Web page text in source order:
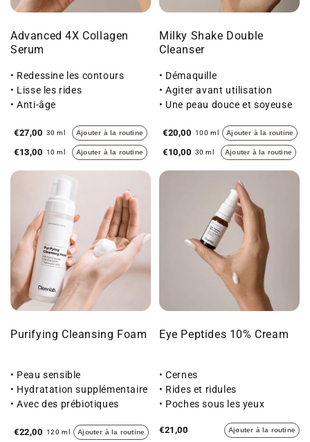
Advanced 4X Collagen
Serum
• Redessine les contours
• Lisse les rides
• Anti-âge
€27,00 30 ml Ajouter à la routine
€13,00 10 ml Ajouter à la routine
Milky Shake Double
Cleanser
• Démaquille
• Agiter avant utilisation
• Une peau douce et soyeuse
€20,00 100 ml Ajouter à la routine
€10,00 30 ml Ajouter à la routine
Purifying Cleansing Foam
• Peau sensible
• Hydratation supplémentaire
• Avec des prébiotiques
€22,00 120 ml Ajouter à la routine
Eye Peptides 10% Cream
• Cernes
• Rides et ridules
• Poches sous les yeux
€21,00 Ajouter à la routine